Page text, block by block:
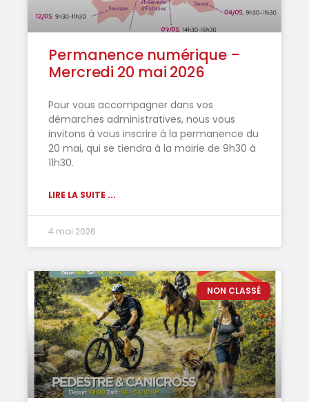
Permanence numérique –
Mercredi 20 mai 2026
Pour vous accompagner dans vos
démarches administratives, nous vous
invitons à vous inscrire à la permanence du
20 mai, qui se tiendra à la mairie de 9h30 à
11h30.
LIRE LA SUITE ...
4 mai 2026
NON CLASSÉ